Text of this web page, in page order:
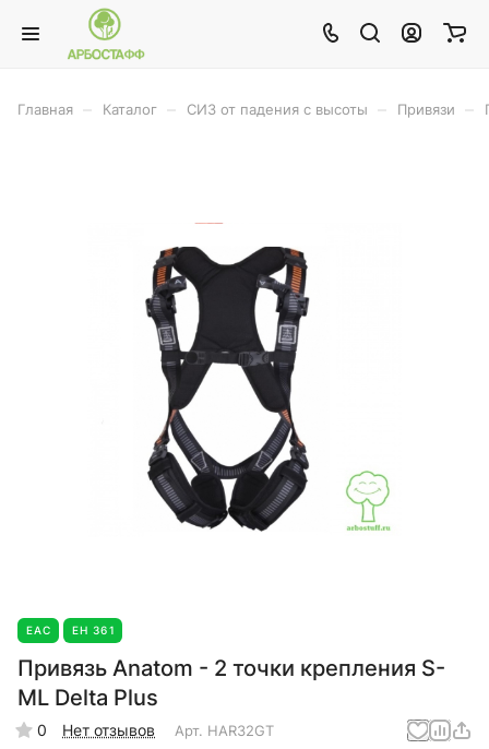
Главная Каталог СИЗ от падения с высоты Привязи
EAC ЕН 361
Привязь Anatom - 2 точки крепления S-
ML Delta Plus
0 Нет отзывов Арт. HAR32GT